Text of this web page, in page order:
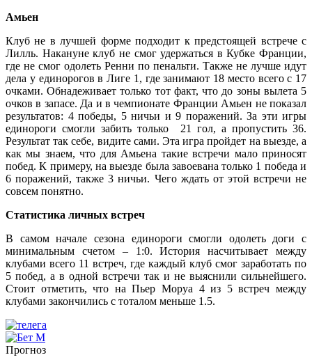
Амьен
Клуб не в лучшей форме подходит к предстоящей встрече с
Лилль. Накануне клуб не смог удержаться в Кубке Франции,
где не смог одолеть Ренни по пенальти. Также не лучше идут
дела у единорогов в Лиге 1, где занимают 18 место всего с 17
очками. Обнадеживает только тот факт, что до зоны вылета 5
очков в запасе. Да и в чемпионате Франции Амьен не показал
результатов: 4 победы, 5 ничьи и 9 поражений. За эти игры
единороги смогли забить только 21 гол, а пропустить 36.
Результат так себе, видите сами. Эта игра пройдет на выезде, а
как мы знаем, что для Амьена такие встречи мало приносят
побед. К примеру, на выезде была завоевана только 1 победа и
6 поражений, также 3 ничьи. Чего ждать от этой встречи не
совсем понятно.
Статистика личных встреч
В самом начале сезона единороги смогли одолеть доги с
минимальным счетом – 1:0. История насчитывает между
клубами всего 11 встреч, где каждый клуб смог заработать по
5 побед, а в одной встречи так и не выяснили сильнейшего.
Стоит отметить, что на Пьер Моруа 4 из 5 встреч между
клубами закончились с тоталом меньше 1.5.
Прогноз